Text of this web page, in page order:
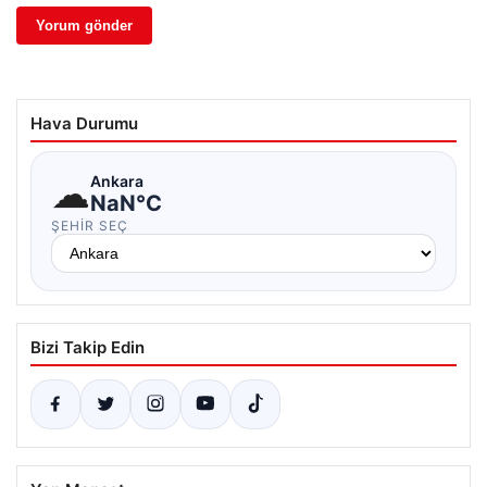
Hava Durumu
☁Ankara
NaN°C
ŞEHIR SEÇ
Bizi Takip Edin